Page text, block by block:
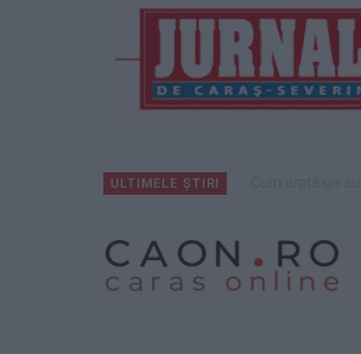
ULTIMELE ȘTIRI